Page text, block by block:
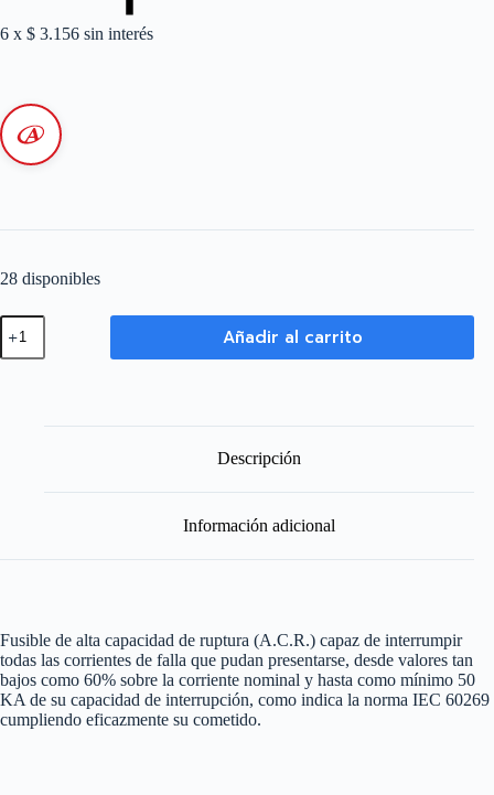
6 x $ 3.156 sin interés
28 disponibles
FUSIBLE
NH
TAMAÑO
Añadir al carrito
Descripción
Información adicional
Fusible de alta capacidad de ruptura (A.C.R.) capaz de interrumpir
todas las corrientes de falla que pudan presentarse, desde valores tan
bajos como 60% sobre la corriente nominal y hasta como mínimo 50
KA de su capacidad de interrupción, como indica la norma IEC 60269
cumpliendo eficazmente su cometido.